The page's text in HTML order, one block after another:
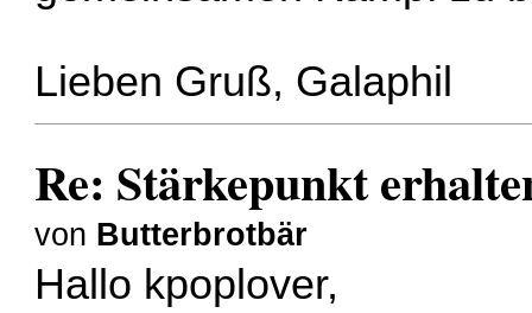
Lieben Gruß, Galaphil
Re: Stärkepunkt
von Butterbrotbär
Hallo kpoplover,